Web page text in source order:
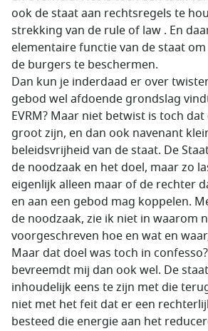
ook de staat aan rechtsregels te
strekking van de rule of law . En
elementaire functie van de staat
de burgers te beschermen.
Dan kun je inderdaad er over
gebod wel afdoende grondslag
EVRM? Maar niet betwist is toch
groot zijn, en dan ook navenant
beleidsvrijheid van de staat. De
de noodzaak en het doel, maar zo
eigenlijk alleen maar of de rechter
en aan een gebod mag koppelen.
de noodzaak, zie ik niet in waarom
voorgeschreven hoe en wat en
Maar dat doel was toch in
bevreemdt mij dan ook wel. De
inhoudelijk eens te zijn met die
niet met het feit dat er een
besteed die energie aan het